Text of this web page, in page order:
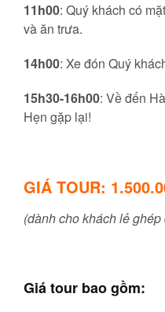
11h00: Quý khách có
và ăn trưa.
14h00: Xe đón Quý
15h30-16h00: Về đến
Hẹn gặp lại!
GIÁ TOUR:
(dành cho khách lẻ ghép
Giá tour bao gồm: